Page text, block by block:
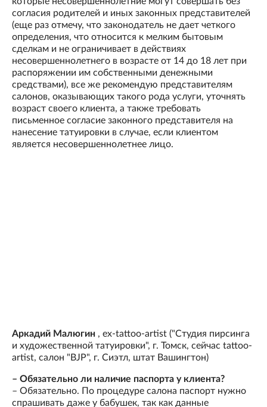
согласия родителей и иных законных представителей
(еще раз отмечу, что законодатель не дает четкого
определения, что относится к мелким бытовым
сделкам и не ограничивает в действиях
несовершеннолетнего в возрасте от 14 до 18 лет при
распоряжении им собственными денежными
средствами), все же рекомендую представителям
салонов, оказывающих такого рода услуги, уточнять
возраст своего клиента, а также требовать
письменное согласие законного представителя на
нанесение татуировки в случае, если клиентом
является несовершеннолетнее лицо.
Аркадий Малюгин , ex-tattoo-artist ("Студия пирсинга
и художественной татуировки", г. Томск, сейчас tattoo-
artist, салон "BJP", г. Сиэтл, штат Вашингтон)
– Обязательно ли наличие паспорта у клиента?
– Обязательно. По процедуре салона паспорт нужно
спрашивать даже у бабушек, так как данные